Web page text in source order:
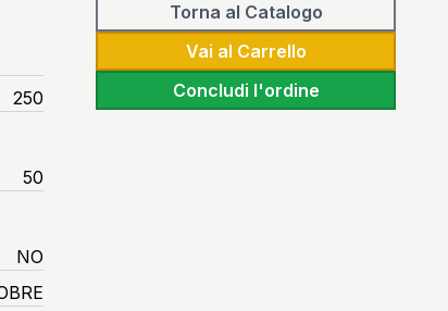
250
50
NO
Torna al Catalogo
Vai al Carrello
Concludi l'ordine